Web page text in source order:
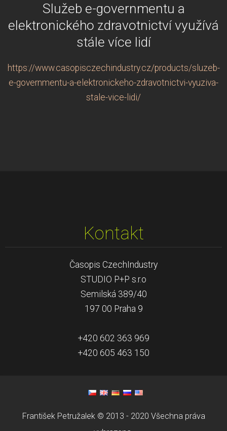
Služeb e-governmentu a
elektronického zdravotnictví využívá
stále více lidí
https://www.casopisczechindustry.cz/products/sluzeb-
e-governmentu-a-elektronickeho-zdravotnictvi-vyuziva-
stale-vice-lidi/
Kontakt
Časopis CzechIndustry
STUDIO P+P s.r.o
Semilská 389/40
197 00 Praha 9
+420 602 363 969
+420 605 463 150
František Petružalek © 2013 - 2020 Všechna práva